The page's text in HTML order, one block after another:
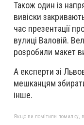
Також один із
вивіски
час презентації
вулиці Валовій.
розробили макет
А експерти зі
мешканцям
інше.
Якщо ви помітили помилку,